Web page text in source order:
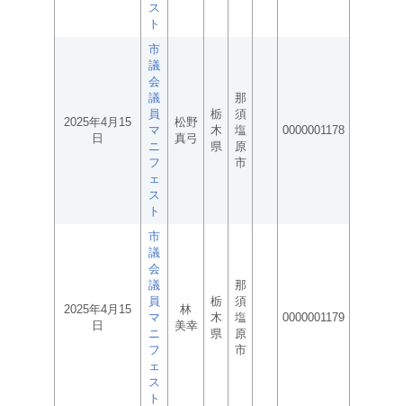
ス
ト
2025年4月15
日
市
議
会
議
員
マ
ニ
フ
ェ
ス
ト
松野
真弓
栃
木
県
那
須
塩
原
市
0000001178
2025年4月15
日
市
議
会
議
員
マ
ニ
フ
ェ
ス
ト
林
美幸
栃
木
県
那
須
塩
原
市
0000001179